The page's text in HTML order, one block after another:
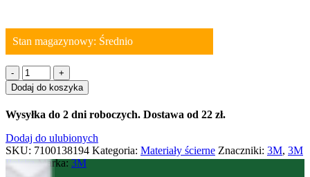
Stan magazynowy: Średnio
ilość
BB-
ZB
typ
A
3M
Listki
uzupełniające
szczotkę
Dodaj do koszyka
Wysyłka do 2 dni roboczych. Dostawa od 22 zł.
Dodaj do ulubionych
SKU: 7100138194 Kategoria: Materiały ścierne Znaczniki: 3M, 3M
Polska Marka:3M